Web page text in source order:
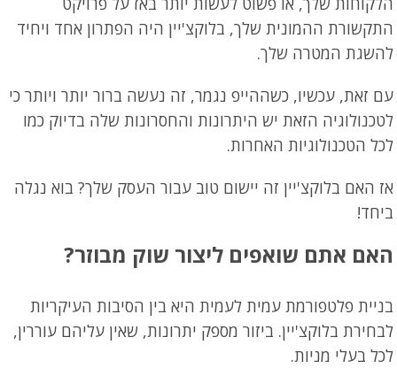
התקשורת ההמונית שלך, בלוקצ'יין היה הפתרון אחד ויחיד
להשגת המטרה שלך.
עם זאת, עכשיו, כשההייפ נגמר, זה נעשה ברור יותר ויותר כי
לטכנולוגיה הזאת יש היתרונות והחסרונות שלה בדיוק כמו
לכל הטכנולוגיות האחרות.
אז האם בלוקצ'יין זה יישום טוב עבור העסק שלך? בוא נגלה
ביחד!
האם אתם שואפים ליצור שוק מבוזר?
בניית פלטפורמת עמית לעמית היא בין הסיבות העיקריות
לבחירת בלוקצ'יין. ביזור מספק יתרונות, שאין עליהם עוררין,
לכל בעלי מניות.